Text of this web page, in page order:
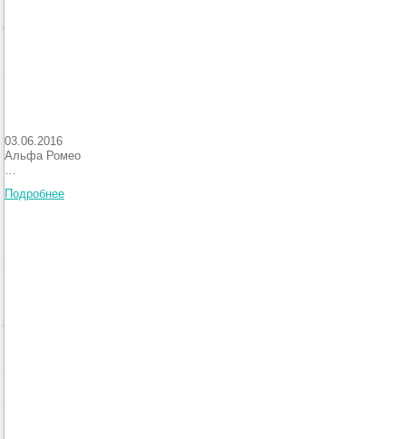
03.06.2016
Альфа Ромео
…
Подробнее